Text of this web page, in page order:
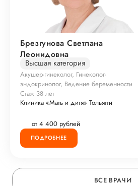
Брезгунова Светлана
Леонидовна
Высшая категория
Акушер-гинеколог, Гинеколог-
эндокринолог, Ведение беременности
Стаж 38 лет
Клиника «Мать и дитя» Тольятти
от 4 400 рублей
ПОДРОБНЕЕ
ВСЕ ВРАЧИ